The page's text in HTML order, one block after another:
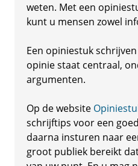
weten. Met een
kunt u mensen zowel
Een opiniestuk
opinie staat centraal,
argumenten.
Op de website
schrijftips voor een
daarna insturen naar
groot publiek bereikt